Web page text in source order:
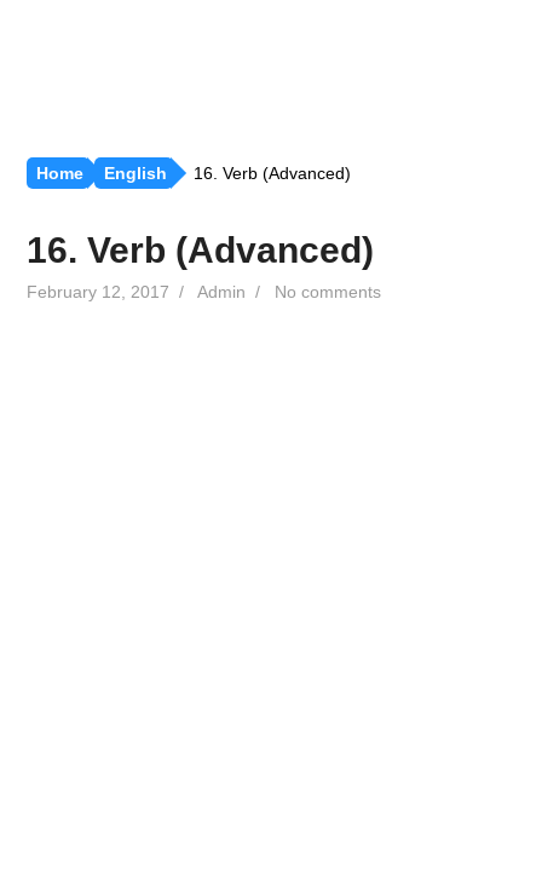
Home English 16. Verb (Advanced)
16. Verb (Advanced)
February 12, 2017 /Admin / No comments